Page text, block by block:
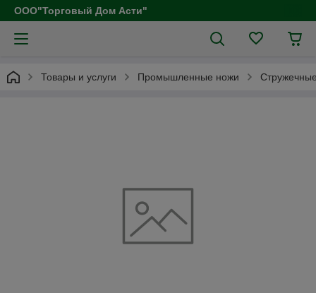
ООО"Торговый Дом Асти"
Товары и услуги Промышленные ножи